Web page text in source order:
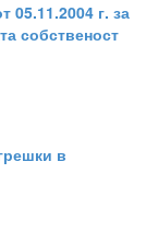
г. за
собственост
в